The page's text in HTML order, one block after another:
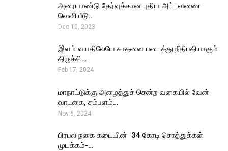
அரையாண்டு தேர்வுக்கான புதிய அட்டவணை
வெளியீடு…
Dec 10, 2023
இளம் வயதிலேயே சாதனை படைத்து நீதிபதியாகும்
திருச்சி…
Feb 17, 2024
மாநாட்டுக்கு அழைத்துச் சென்ற வகையில் வேன்
வாடகை, சம்பளம்…
Nov 6, 2024
பிரபல நகை கடையின் ₹ 34 கோடி சொத்துக்கள்
முடக்கம்-…